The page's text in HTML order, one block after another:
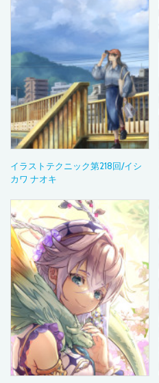
イラストテクニック第218回/イシ
カワ ナオキ